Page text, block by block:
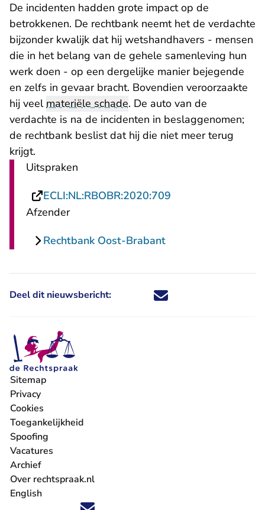
De incidenten hadden grote impact op de
betrokkenen. De rechtbank neemt het de verdachte
bijzonder kwalijk dat hij wetshandhavers - mensen
die in het belang van de gehele samenleving hun
werk doen - op een dergelijke manier bejegende
en zelfs in gevaar bracht. Bovendien veroorzaakte
hij veelmateriële schade. De auto van de
verdachte is na de incidenten in beslaggenomen;
de rechtbank beslist dat hij die niet meer terug
krijgt.
Uitspraken
ECLI:NL:RBOBR:2020:709
Afzender
Rechtbank Oost-Brabant
Deel dit nieuwsbericht: Deel dit nieuwsbericht via X -
Deel dit nieuwsbericht via
Deel dit nieuwsbericht
Deel dit
Volg ons op X (Twitter) - U verlaat Rechtspraak.nl
Volg ons op Facebook - U verlaat Rechtspraak.nl
Volg ons op Instagram - U verlaat Rechtspraak.nl
Volg ons op Youtube - U verlaat Rechtspraak.nl
Volg ons op LinkedIn - U verlaat
'Blijf op de hoogte' nieuwsbrief - U verlaat
Sitemap
Privacy
Cookies
Toegankelijkheid
Spoofing
Vacatures
- U verlaat Rechtspraak.nl
Archief
Over rechtspraak.nl
English